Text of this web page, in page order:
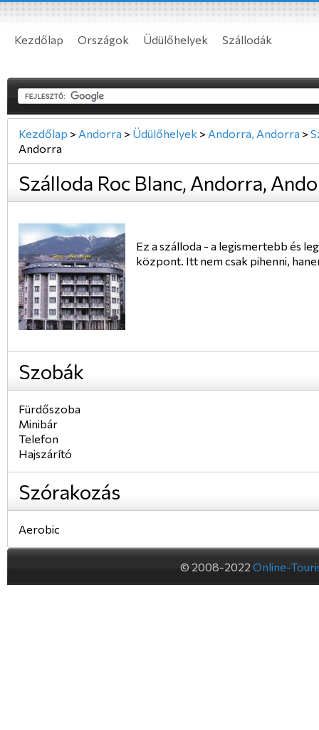
Kezdőlap Országok Üdülőhelyek Szállodák
Kezdőlap > Andorra > Üdülőhelyek > Andorra, Andorra >
Andorra
Szálloda Roc Blanc, Andorra,
Ez a szálloda - a legismertebb és
központ. Itt nem csak pihenni,
Szobák
Fürdőszoba
Minibár
Telefon
Hajszárító
Szórakozás
Aerobic
© 2008-2022 Online-